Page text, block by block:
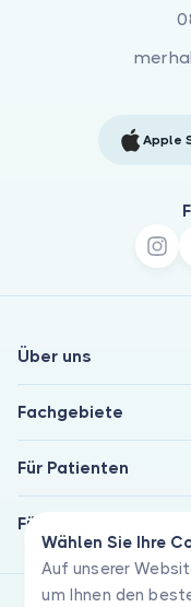
Wählen Sie Ihre
Auf unserer
um Ihnen den
Apple
Über uns
Fachgebiete
Für Patienten
Für Ärzte